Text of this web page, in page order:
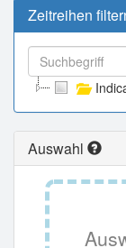
Zeitreihen
Auswahl